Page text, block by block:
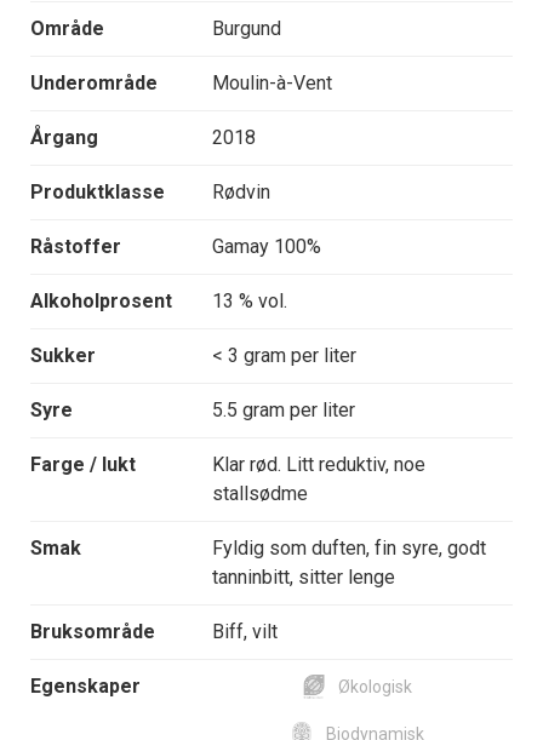
Område Burgund
Underområde Moulin-à-Vent
Årgang 2018
Produktklasse Rødvin
Råstoffer Gamay 100%
Alkoholprosent 13 % vol.
Sukker < 3 gram per liter
Syre 5.5 gram per liter
Farge / lukt
Klar rød. Litt reduktiv, noe
stallsødme
Smak
Fyldig som duften, fin syre, godt
tanninbitt, sitter lenge
Bruksområde Biff, vilt
Egenskaper Økologisk
Biodynamisk